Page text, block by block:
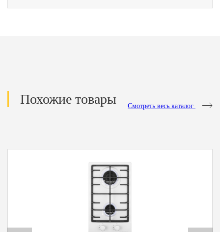
Похожие товары Смотреть весь каталог